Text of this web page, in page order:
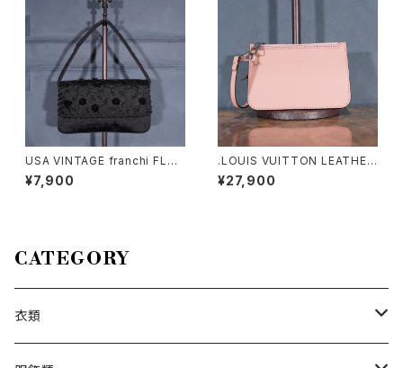
USA VINTAGE franchi FLO
WER BEADS DESIGN SEMI
SHOULDER BAG/アメリカ古
¥7,900
.LOUIS VUITTON LEATHER
PORCH/ルイヴィトンマヒナヒ
ナレザーポーチ2000000076
¥27,900
CATEGORY
衣類